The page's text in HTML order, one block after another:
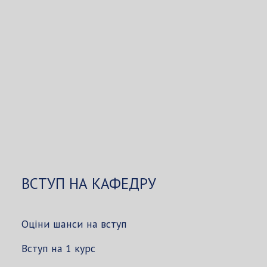
ВСТУП НА КАФЕДРУ
Оціни шанси на вступ
Вступ на 1 курс